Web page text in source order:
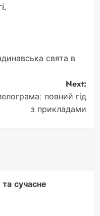
свята в
Next:
повний гід
з прикладами
сучасне